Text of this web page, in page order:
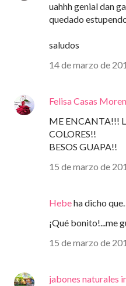
uahhh genial dan
quedado
saludos
14 de marzo de
Felisa Casas
ME ENCANTA!!!
COLORES!!
BESOS GUAPA!!
15 de marzo de
Hebeha dicho
¡Qué bonito!...me
15 de marzo de
jabones naturales